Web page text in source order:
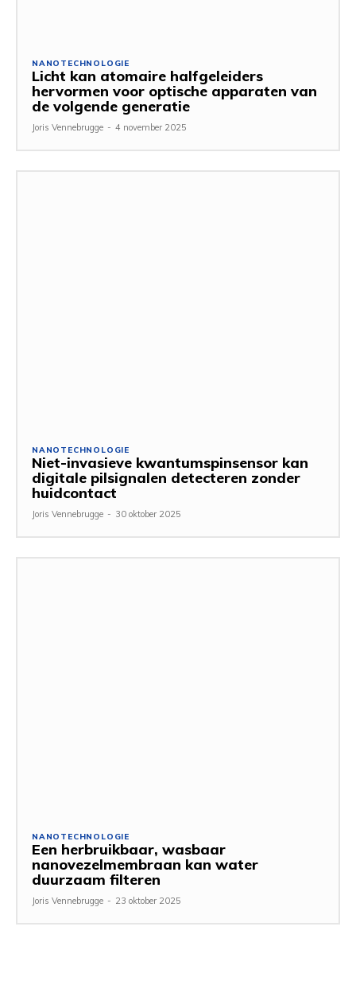
NANOTECHNOLOGIE
Licht kan atomaire halfgeleiders
hervormen voor optische apparaten van
de volgende generatie
Joris Vennebrugge - 4 november 2025
NANOTECHNOLOGIE
Niet-invasieve kwantumspinsensor kan
digitale pilsignalen detecteren zonder
huidcontact
Joris Vennebrugge - 30 oktober 2025
NANOTECHNOLOGIE
Een herbruikbaar, wasbaar
nanovezelmembraan kan water
duurzaam filteren
Joris Vennebrugge - 23 oktober 2025